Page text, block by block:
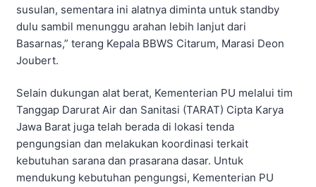
susulan, sementara ini alatnya diminta untuk standby
dulu sambil menunggu arahan lebih lanjut dari
Basarnas,” terang Kepala BBWS Citarum, Marasi Deon
Joubert.
Selain dukungan alat berat, Kementerian PU melalui tim
Tanggap Darurat Air dan Sanitasi (TARAT) Cipta Karya
Jawa Barat juga telah berada di lokasi tenda
pengungsian dan melakukan koordinasi terkait
kebutuhan sarana dan prasarana dasar. Untuk
mendukung kebutuhan pengungsi, Kementerian PU